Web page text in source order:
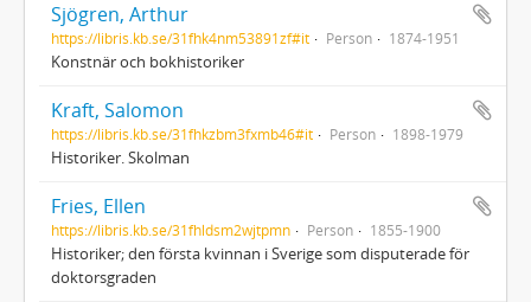
Sjögren, Arthur
https://libris.kb.se/31fhk4nm53891zf#it Person 1874-1951
Konstnär och bokhistoriker
Kraft, Salomon
https://libris.kb.se/31fhkzbm3fxmb46#it Person 1898-1979
Historiker. Skolman
Fries, Ellen
https://libris.kb.se/31fhldsm2wjtpmn Person 1855-1900
Historiker; den första kvinnan i Sverige som disputerade för
doktorsgraden